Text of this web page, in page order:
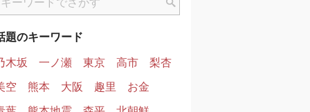
題のキーワード
木坂
一ノ瀬 東京 高市
梨杏
空
熊本 大阪 趣里
お金